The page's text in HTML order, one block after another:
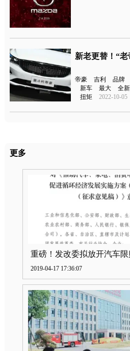
新老更替！“
帝豪 吉利 品牌
新车
最大 全新
扭矩
2022-10-05
更多
2019-04-17 17:36:07